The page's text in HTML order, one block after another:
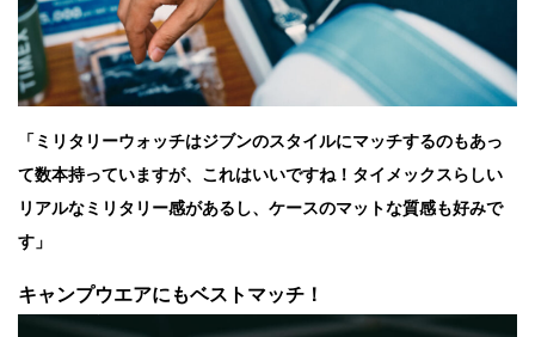
「ミリタリーウォッチはジブンのスタイルにマッチするのもあっ
て数本持っていますが、これはいいですね！タイメックスらしい
リアルなミリタリー感があるし、ケースのマットな質感も好みで
す」
キャンプウエアにもベストマッチ！